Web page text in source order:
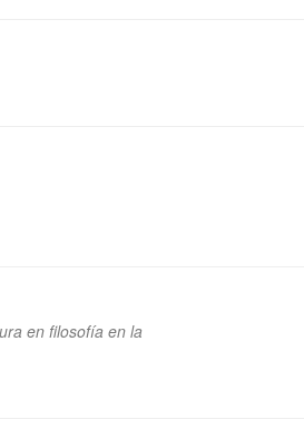
en filosofía en la